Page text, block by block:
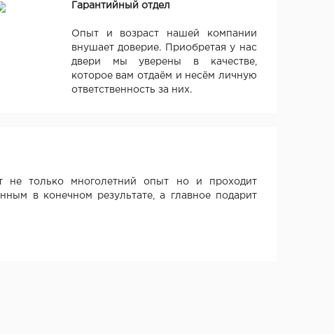
Гарантийный отдел
Опыт и возраст нашей компании
внушает доверие. Приобретая у нас
двери мы уверены в качестве,
которое вам отдаём и несём личную
ответственность за них.
не только многолетний опыт но и проходит
в конечном результате, а главное подарит